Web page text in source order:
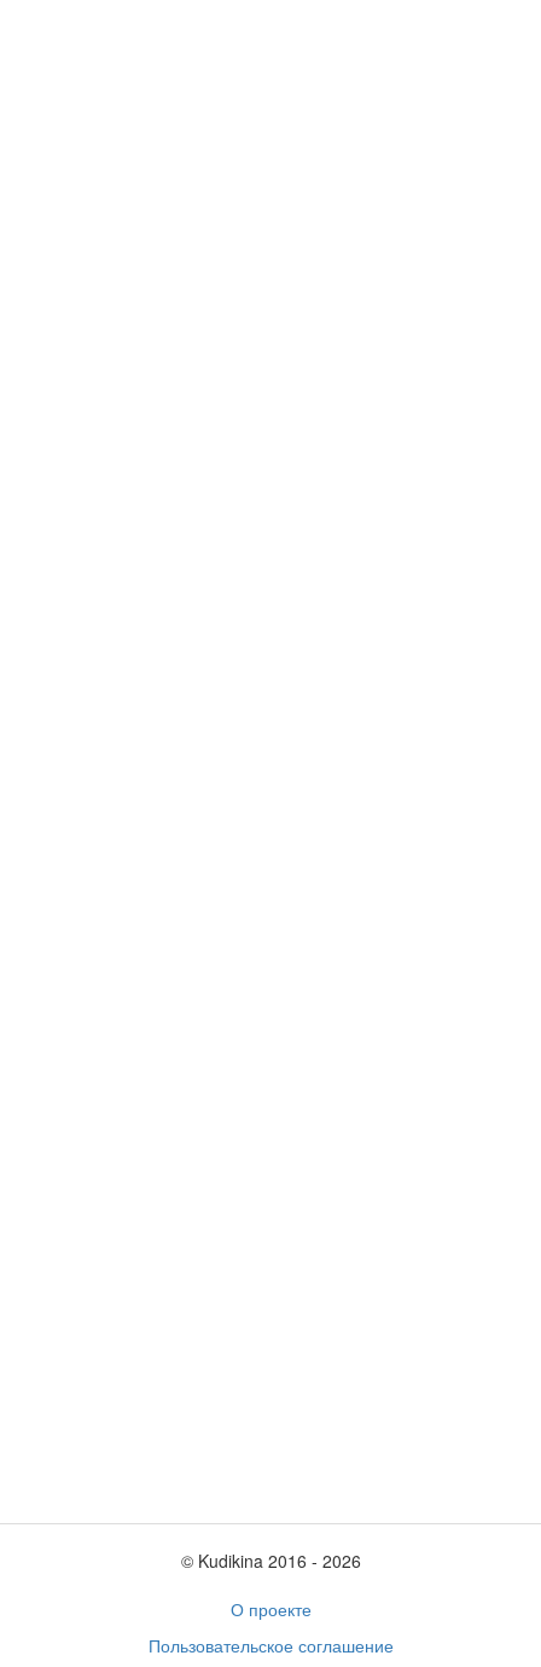
© Kudikina 2016 ‐ 2026
О проекте
Пользовательское соглашение